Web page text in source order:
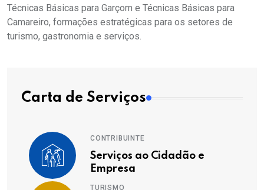
Técnicas Básicas para Garçom e Técnicas Básicas para
Camareiro, formações estratégicas para os setores de
turismo, gastronomia e serviços.
Carta de Serviços
CONTRIBUINTE
Serviços ao Cidadão e
Empresa
TURISMO